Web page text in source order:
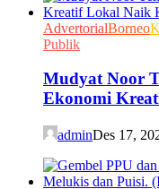
AdvertorialBorneo
Publik
Mudyat Noor
Ekonomi
adminDes 17,